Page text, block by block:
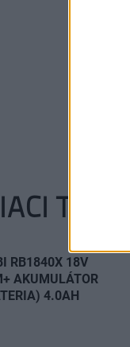
TOVAR
RB1840X 18V
AKUMULÁTOR
4.0AH